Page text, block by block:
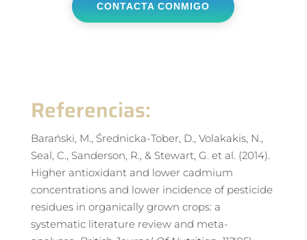
CONTACTA CONMIGO
Referencias:
Barański, M., Średnicka-Tober, D., Volakakis, N.,
Seal, C., Sanderson, R., & Stewart, G. et al. (2014).
Higher antioxidant and lower cadmium
concentrations and lower incidence of pesticide
residues in organically grown crops: a
systematic literature review and meta-